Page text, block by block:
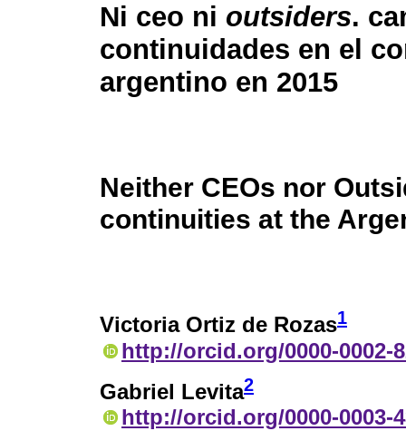
Ni ceo ni outsiders.
continuidades en el
argentino en 2015
Neither CEOs nor
continuities at the
Victoria Ortiz de Rozas1
http://orcid.org/0000-0002-
Gabriel Levita2
http://orcid.org/0000-0003-